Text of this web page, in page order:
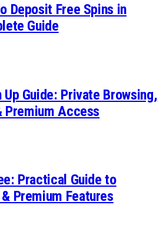
Deposit Free Spins in
Guide
Up Guide: Private Browsing,
Premium Access
Practical Guide to
Premium Features